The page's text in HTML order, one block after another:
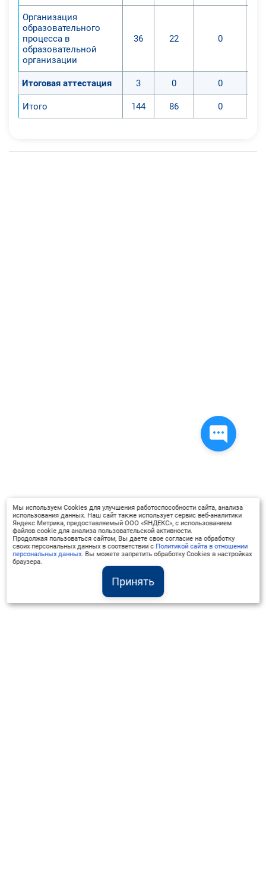
Организация
образовательного
процесса в
образовательной
организации
36 22 0
Итоговая аттестация 3 0 0
Итого 144 86 0
Принять
Мы используем Cookies для улучшения работоспособности сайта, анализа
использования данных. Наш сайт также использует сервис веб-аналитики
Яндекс Метрика, предоставляемый ООО «ЯНДЕКС», с использованием
файлов cookie для анализа пользовательской активности.
Продолжая пользоваться сайтом, Вы даете свое согласие на обработку
своих персональных данных в соответствии с Политикой сайта в отношении
персональных данных. Вы можете запретить обработку Cookies в настройках
браузера.